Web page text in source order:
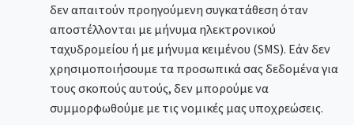
δεν απαιτούν προηγούμενη συγκατάθεση όταν
αποστέλλονται με μήνυμα ηλεκτρονικού
ταχυδρομείου ή με μήνυμα κειμένου (SMS). Εάν δεν
χρησιμοποιήσουμε τα προσωπικά σας δεδομένα για
τους σκοπούς αυτούς, δεν μπορούμε να
συμμορφωθούμε με τις νομικές μας υποχρεώσεις.